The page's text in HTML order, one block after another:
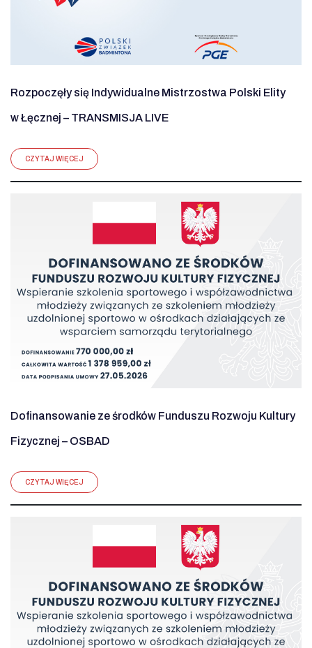
Rozpoczęły się Indywidualne Mistrzostwa Polski Elity
w Łęcznej – TRANSMISJA LIVE
CZYTAJ WIĘCEJ
Dofinansowanie ze środków Funduszu Rozwoju Kultury
Fizycznej – OSBAD
CZYTAJ WIĘCEJ